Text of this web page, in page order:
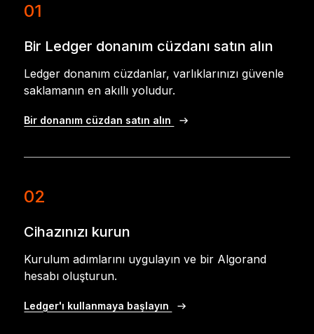
01
Bir Ledger donanım cüzdanı satın alın
Ledger donanım cüzdanlar, varlıklarınızı güvenle
saklamanın en akıllı yoludur.
Bir donanım cüzdan satın alın
02
Cihazınızı kurun
Kurulum adımlarını uygulayın ve bir Algorand
hesabı oluşturun.
Ledger'ı kullanmaya başlayın